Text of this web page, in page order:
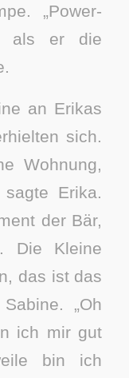
„Power-
als er die
an Erikas
sich.
Wohnung,
Erika.
der Bär,
Die Kleine
das ist das
„Oh
ich mir gut
bin ich